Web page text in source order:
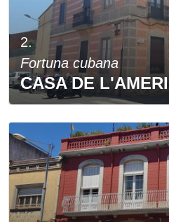
2.
Fortuna cubana
CASA DE